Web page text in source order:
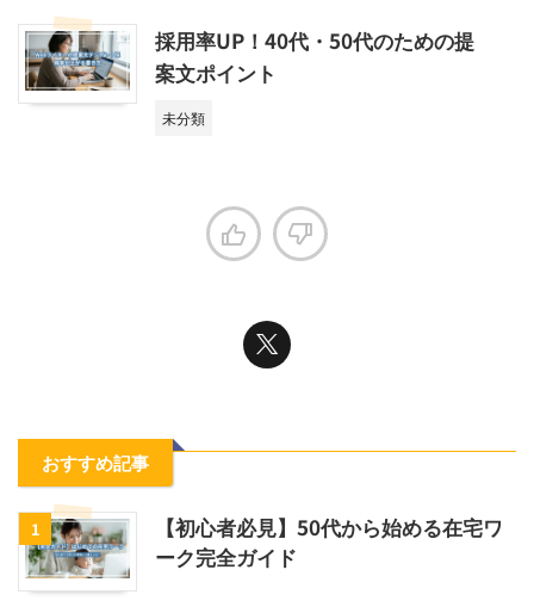
採用率UP！40代・50代のための提
案文ポイント
未分類
おすすめ記事
1
【初心者必見】50代から始める在宅ワ
ーク完全ガイド